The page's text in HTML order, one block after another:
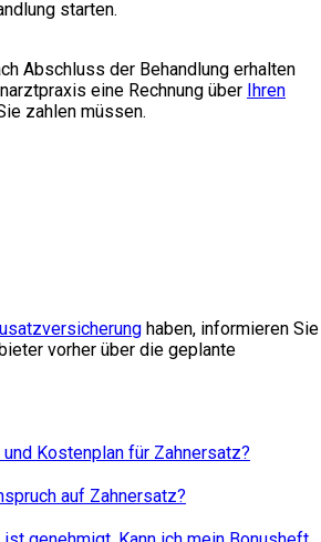
starten.
Abschluss der Behandlung erhalten
eine Rechnung über Ihren
zahlen müssen.
haben, informieren Sie
vorher über die geplante
Kostenplan für Zahnersatz?
auf Zahnersatz?